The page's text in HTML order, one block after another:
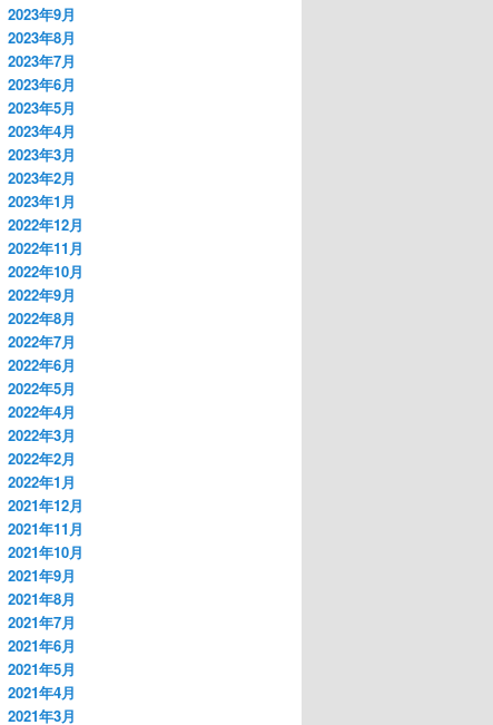
2023年9月
2023年8月
2023年7月
2023年6月
2023年5月
2023年4月
2023年3月
2023年2月
2023年1月
2022年12月
2022年11月
2022年10月
2022年9月
2022年8月
2022年7月
2022年6月
2022年5月
2022年4月
2022年3月
2022年2月
2022年1月
2021年12月
2021年11月
2021年10月
2021年9月
2021年8月
2021年7月
2021年6月
2021年5月
2021年4月
2021年3月